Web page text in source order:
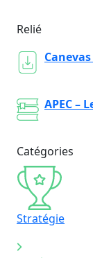
Relié
APEC –
Catégories
Stratégie